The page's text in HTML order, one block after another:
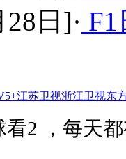
日]·
江苏卫视浙江卫视东
2 ，每天